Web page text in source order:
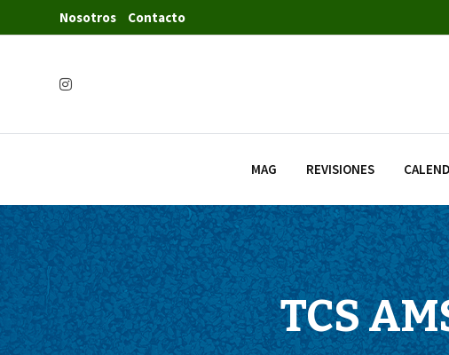
Nosotros Contacto
MAG REVISIONES
TCS